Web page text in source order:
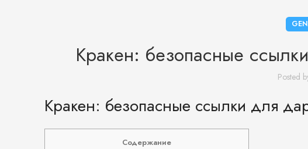
Кракен: безопасные
Posted
Кракен: безопасные ссылки для
Содержание